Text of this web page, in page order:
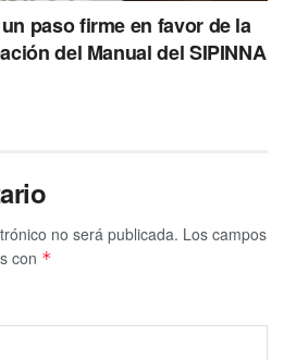
paso firme en favor de la
del Manual del SIPINNA
no será publicada. Los campos
con *